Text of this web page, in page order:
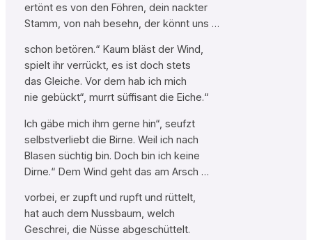
ertönt es von den Föhren, dein nackter
Stamm, von nah besehn, der könnt uns …
schon betören.“ Kaum bläst der Wind,
spielt ihr verrückt, es ist doch stets
das Gleiche. Vor dem hab ich mich
nie gebückt“, murrt süffisant die Eiche.“
Ich gäbe mich ihm gerne hin“, seufzt
selbstverliebt die Birne. Weil ich nach
Blasen süchtig bin. Doch bin ich keine
Dirne.“ Dem Wind geht das am Arsch …
vorbei, er zupft und rupft und rüttelt,
hat auch dem Nussbaum, welch
Geschrei, die Nüsse abgeschüttelt.